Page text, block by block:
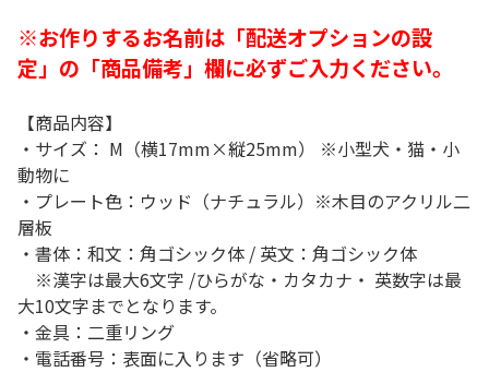
※お作りするお名前は「配送オプションの設
定」の「商品備考」欄に必ずご入力ください。
【商品内容】
・サイズ： M（横17mm×縦25mm） ※小型犬・猫・小
動物に
・プレート色：ウッド（ナチュラル）※木目のアクリル二
層板
・書体：和文：角ゴシック体 / 英文：角ゴシック体
※漢字は最大6文字 /ひらがな・カタカナ・ 英数字は最
大10文字までとなります。
・金具：二重リング
・電話番号：表面に入ります（省略可）